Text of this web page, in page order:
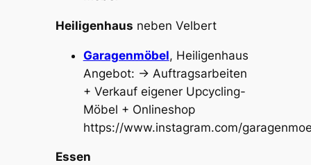
Heiligenhaus neben Velbert
Garagenmöbel, Heiligenhaus
Angebot: → Auftragsarbeiten
+ Verkauf eigener Upcycling-
Möbel + Onlineshop
https://www.instagram.com/
Essen